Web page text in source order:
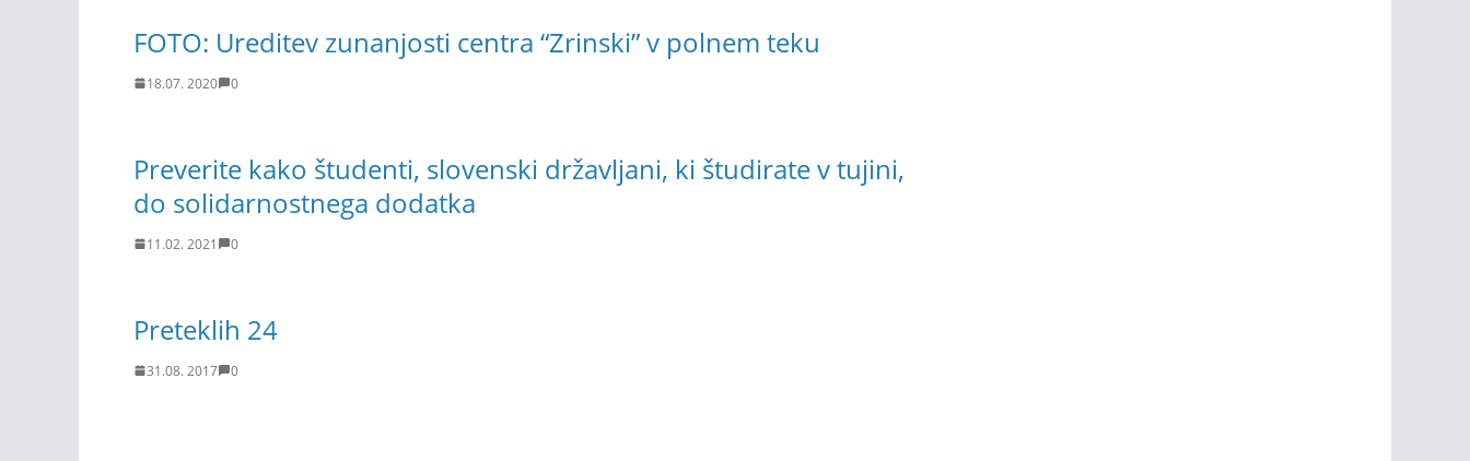
FOTO: Ureditev zunanjosti centra “Zrinski” v polnem teku
18.07. 2020 0
Preverite kako študenti, slovenski državljani, ki študirate v tujini,
do solidarnostnega dodatka
11.02. 2021 0
Preteklih 24
31.08. 2017 0